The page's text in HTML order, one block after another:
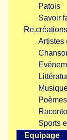
Patois
Savoir
Re.créations
Artistes
Poèmes
Sports
Equipage